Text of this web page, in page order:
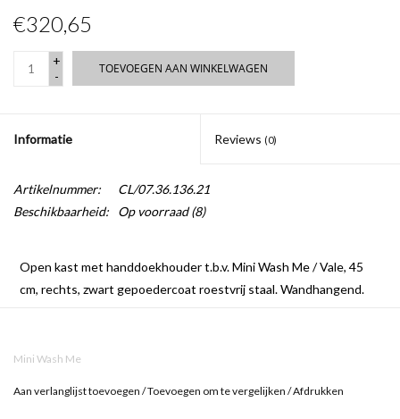
€320,65
+
-
TOEVOEGEN AAN WINKELWAGEN
Informatie Reviews (0)
Artikelnummer:
CL/07.36.136.21
Beschikbaarheid:
Op voorraad(8)
Open kast met handdoekhouder t.b.v. Mini Wash Me / Vale, 45
cm, rechts, zwart gepoedercoat roestvrij staal. Wandhangend.
Fontein, kraan en sifon zijn niet inbegrepen.
Mini Wash Me
Aan verlanglijst toevoegen /Toevoegen om te vergelijken /Afdrukken